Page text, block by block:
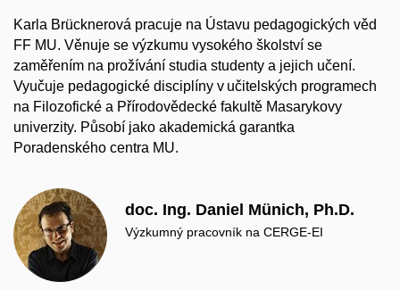
Karla Brücknerová pracuje na Ústavu pedagogických věd
FF MU. Věnuje se výzkumu vysokého školství se
zaměřením na prožívání studia studenty a jejich učení.
Vyučuje pedagogické disciplíny v učitelských programech
na Filozofické a Přírodovědecké fakultě Masarykovy
univerzity. Působí jako akademická garantka
Poradenského centra MU.
doc. Ing. Daniel Münich, Ph.D.
Výzkumný pracovník na CERGE-EI